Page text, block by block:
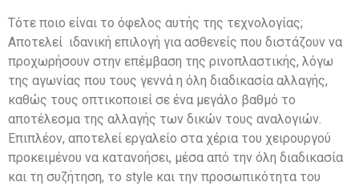
Τότε ποιο είναι το όφελος αυτής της τεχνολογίας;
Αποτελεί ιδανική επιλογή για ασθενείς που διστάζουν να
προχωρήσουν στην επέμβαση της ρινοπλαστικής, λόγω
της αγωνίας που τους γεννά η όλη διαδικασία αλλαγής,
καθώς τους οπτικοποιεί σε ένα μεγάλο βαθμό το
αποτέλεσμα της αλλαγής των δικών τους αναλογιών.
Επιπλέον, αποτελεί εργαλείο στα χέρια του χειρουργού
προκειμένου να κατανοήσει, μέσα από την όλη διαδικασία
και τη συζήτηση, το style και την προσωπικότητα του